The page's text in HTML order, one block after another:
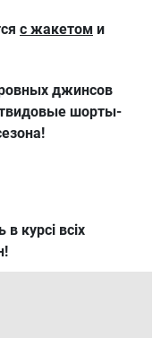
с жакетом и
джинсов
шорты-
в курсі всіх